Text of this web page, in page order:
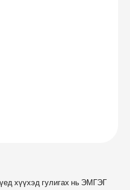
хүүхэд гулигах нь ЭМГЭГ